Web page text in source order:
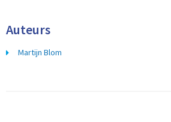
Auteurs
Martijn Blom